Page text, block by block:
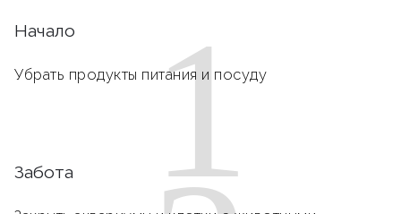
1
Начало
Убрать продукты питания и посуду
Забота